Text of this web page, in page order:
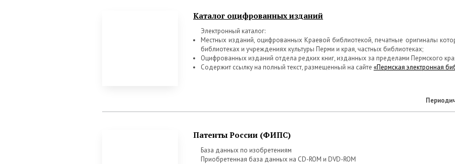
Каталог оцифрованных изданий
Электронный каталог:
Местных изданий, оцифрованных Краевой библиотекой, печатные оригиналы
библиотеках и учреждениях культуры Перми и края, частных библиотеках;
Оцифрованных изданий отдела редких книг, изданных за пределами Пермского
Содержит ссылку на полный текст, размещенный на сайте «Пермская электронная
Патенты России (ФИПС)
База данных по изобретениям
Приобретенная база данных на CD-ROM и DVD-ROM